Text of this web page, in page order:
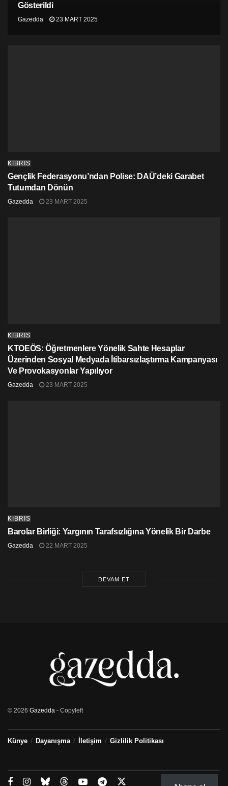
Gösterildi
Gazedda 23 MART 2025
KIBRIS
Gençlik Federasyonu’ndan Polise: DAÜ’deki Garabet
Tutumdan Dönün
Gazedda 23 MART 2025
KIBRIS
KTOEÖS: Öğretmenlere Yönelik Sahte Hesaplar
Üzerinden Sosyal Medyada İtibarsızlaştırma Kampanyası
Ve Provokasyonlar Yapılıyor
Gazedda 23 MART 2025
KIBRIS
Barolar Birliği: Yargının Tarafsızlığına Yönelik Bir Darbe
Gazedda 22 MART 2025
DEVAM ET
© 2026 Gazedda - Copyleft
Künye Dayanışma İletişim Gizlilik Politikası